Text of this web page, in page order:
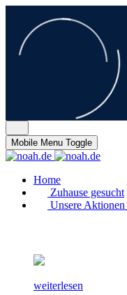
Mobile Menu Toggle
Home
Zuhause gesucht
Unsere Aktionen
weiterlesen